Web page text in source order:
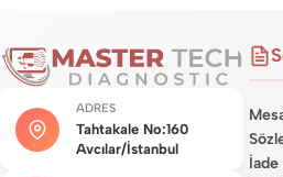
ADRES
Tahtakale No:160
Avcılar/İstanbul